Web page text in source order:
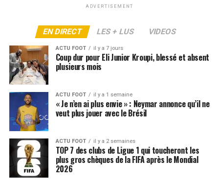
ADVERTISEMENT
EN DIRECT LES + LUS VIDEOS
ACTU FOOT il y a 7 jours
Coup dur pour Eli Junior Kroupi, blessé et absent
plusieurs mois
ACTU FOOT il y a 1 semaine
« Je n’en ai plus envie » : Neymar annonce qu’il ne
veut plus jouer avec le Brésil
ACTU FOOT il y a 2 semaines
TOP 7 des clubs de Ligue 1 qui toucheront les
plus gros chèques de la FIFA après le Mondial
2026